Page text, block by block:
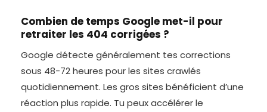
Combien de temps Google met-il pour
retraiter les 404 corrigées ?
Google détecte généralement tes corrections
sous 48-72 heures pour les sites crawlés
quotidiennement. Les gros sites bénéficient d’une
réaction plus rapide. Tu peux accélérer le